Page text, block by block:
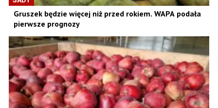
Gruszek będzie więcej niż przed rokiem. WAPA podała
pierwsze prognozy